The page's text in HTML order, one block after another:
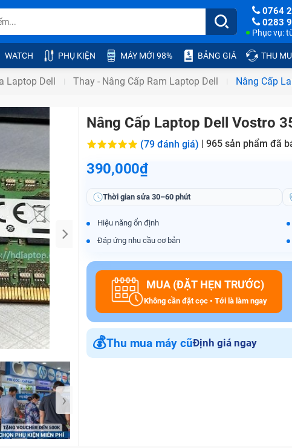
0764
0283
Phục vụ:
WATCH PHỤ KIỆN MÁY MỚI 98% BẢNG GIÁ THU
Laptop Dell Thay - Nâng Cấp Ram Laptop Dell Nâng Cấp
Bảo Hành One
›
Nâng Cấp Laptop Dell Vostro
(79 đánh giá) | 965 sản phẩm đã
390,000₫
Thời gian sửa 30–60 phút
Hiệu năng ổn định
Đáp ứng nhu cầu cơ bản
MUA (ĐẶT HẸN TRƯỚC)
Không cần đặt cọc • Tới là làm ngay
💰Thu mua máy cũĐịnh giá ngay